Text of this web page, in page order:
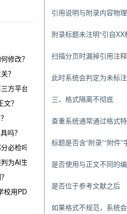
修改？
？
方平台？
？
吗？
必检吗？
为AI生成？
用PDF？
引用说明与附录内容物
附录标题未注明“引自
扫描分页时漏掉引用注释
此时系统会判定为未标
三、格式隔离不彻底
查重系统通常通过格式
标题是否含“附录”“附件”
是否使用与正文不同的
是否位于参考文献之后
如果格式不规范，系统